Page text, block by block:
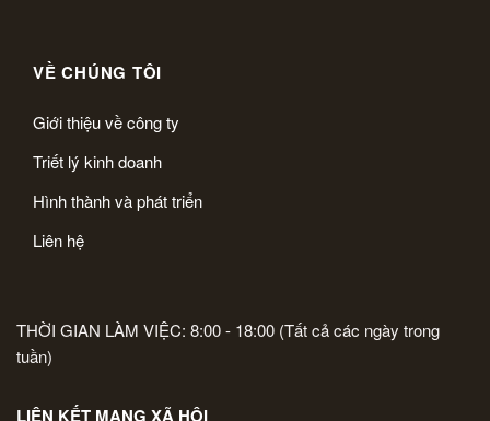
VỀ CHÚNG TÔI
Giới thiệu về công ty
Triết lý kinh doanh
Hình thành và phát triển
Liên hệ
THỜI GIAN LÀM VIỆC: 8:00 - 18:00 (Tất cả các ngày trong
tuần)
LIÊN KẾT MẠNG XÃ HỘI